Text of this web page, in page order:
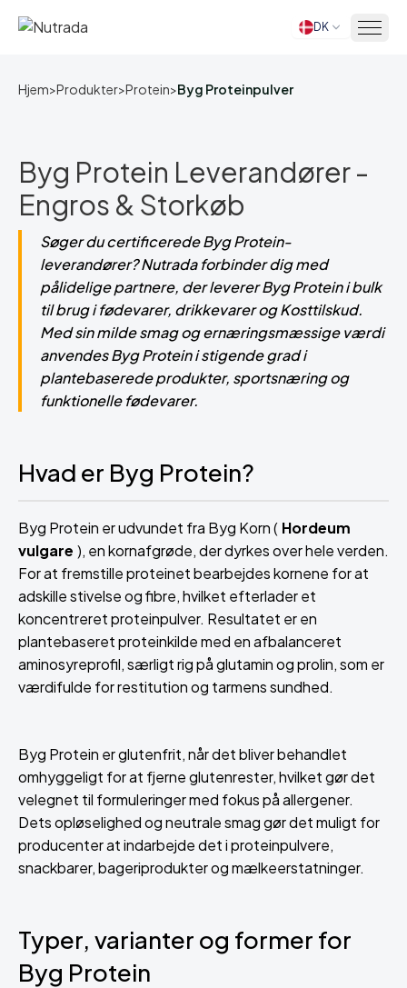
Hjem DK
Hjem>Produkter>Protein>Byg Proteinpulver
Byg Protein Leverandører -
Engros & Storkøb
Søger du certificerede Byg Protein-
leverandører? Nutrada forbinder dig med
pålidelige partnere, der leverer Byg Protein i bulk
til brug i fødevarer, drikkevarer og Kosttilskud.
Med sin milde smag og ernæringsmæssige værdi
anvendes Byg Protein i stigende grad i
plantebaserede produkter, sportsnæring og
funktionelle fødevarer.
Hvad er Byg Protein?
Byg Protein er udvundet fra Byg Korn ( Hordeum
vulgare ), en kornafgrøde, der dyrkes over hele verden.
For at fremstille proteinet bearbejdes kornene for at
adskille stivelse og fibre, hvilket efterlader et
koncentreret proteinpulver. Resultatet er en
plantebaseret proteinkilde med en afbalanceret
aminosyreprofil, særligt rig på glutamin og prolin, som er
værdifulde for restitution og tarmens sundhed.
Byg Protein er glutenfrit, når det bliver behandlet
omhyggeligt for at fjerne glutenrester, hvilket gør det
velegnet til formuleringer med fokus på allergener.
Dets opløselighed og neutrale smag gør det muligt for
producenter at indarbejde det i proteinpulvere,
snackbarer, bageriprodukter og mælkeerstatninger.
Typer, varianter og former for
Byg Protein